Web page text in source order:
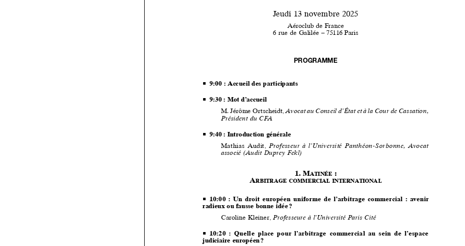
  



 
 
  

 
 

   
   
 

 



Revue  de  l’arbitrage 2025  -  N° 3
DE L’UNION EUROPÉENNE
sous la direction scientifique de M. Mathias AUDIT
Professeur à l’Université Panthéon Sorbonne (Paris I)
9:00 : Accueil des participants
M. Jérôme
9:40 : Introduction générale
arbitrage coMMercial international
10:00 : Un droit européen uniforme de l’arbitrage commercial : avenir
10:20  :  Quelle  place  pour  l’arbitrage  commercial  au  sein  de  l’espace
judiciaire européen ?
10:40 : L’ordre public européen : quel impact sur le contrôle des sentences ?
Benjamin  Rémy, Professeur  à  l’Université  de  Cergy-Pontoise